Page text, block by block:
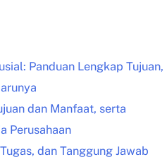
Panduan Lengkap Tujuan,
dan Manfaat, serta
Perusahaan
dan Tanggung Jawab